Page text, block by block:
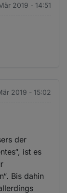
2019 - 14:51
2019 - 15:02
der
ist es
Bis dahin